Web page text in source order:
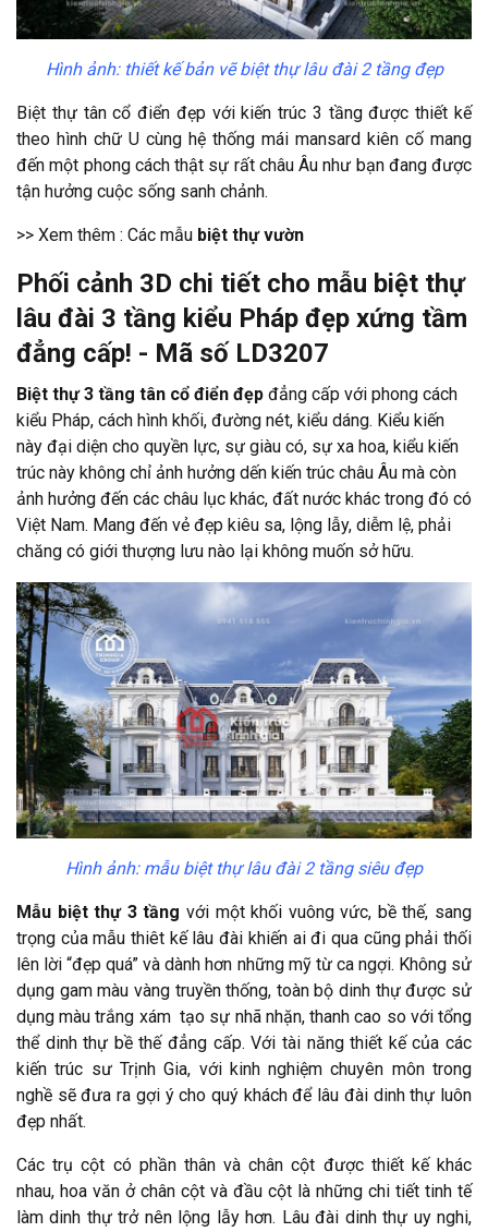
Hình ảnh: thiết kế bản vẽ biệt thự lâu đài 2 tầng đẹp
Biệt thự tân cổ điển đẹp với kiến trúc 3 tầng được thiết kế
theo hình chữ U cùng hệ thống mái mansard kiên cố mang
đến một phong cách thật sự rất châu Âu như bạn đang được
tận hưởng cuộc sống sanh chảnh.
>> Xem thêm : Các mẫu biệt thự vườn
Phối cảnh 3D chi tiết cho mẫu biệt thự
lâu đài 3 tầng kiểu Pháp đẹp xứng tầm
đẳng cấp! - Mã số LD3207
Biệt thự 3 tầng tân cổ điển đẹp đẳng cấp với phong cách
kiểu Pháp, cách hình khối, đường nét, kiểu dáng. Kiểu kiến
này đại diện cho quyền lực, sự giàu có, sự xa hoa, kiểu kiến
trúc này không chỉ ảnh hưởng dến kiến trúc châu Âu mà còn
ảnh hưởng đến các châu lục khác, đất nước khác trong đó có
Việt Nam. Mang đến vẻ đẹp kiêu sa, lộng lẫy, diễm lệ, phải
chăng có giới thượng lưu nào lại không muốn sở hữu.
Hình ảnh: mẫu biệt thự lâu đài 2 tầng siêu đẹp
Mẫu biệt thự 3 tầng với một khối vuông vức, bề thế, sang
trọng của mẫu thiêt kế lâu đài khiến ai đi qua cũng phải thối
lên lời “đẹp quá” và dành hơn những mỹ từ ca ngợi. Không sử
dụng gam màu vàng truyền thống, toàn bộ dinh thự được sử
dụng màu trắng xám tạo sự nhã nhặn, thanh cao so với tổng
thể dinh thự bề thế đẳng cấp. Với tài năng thiết kế của các
kiến trúc sư Trịnh Gia, với kinh nghiệm chuyên môn trong
nghề sẽ đưa ra gợi ý cho quý khách để lâu đài dinh thự luôn
đẹp nhất.
Các trụ cột có phần thân và chân cột được thiết kế khác
nhau, hoa văn ở chân cột và đầu cột là những chi tiết tinh tế
làm dinh thự trở nên lộng lẫy hơn. Lâu đài dinh thự uy nghi,